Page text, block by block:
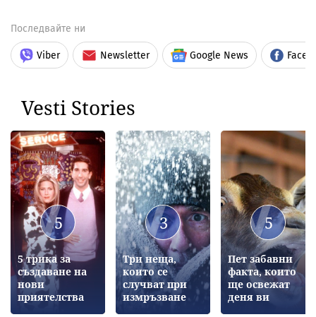
Последвайте ни
Viber Newsletter Google News
Vesti Stories
5
5 трика за
създаване на
нови
приятелства
3
Три неща,
които се
случват при
измръзване
5
Пет забавни
факта, които
ще освежат
деня ви